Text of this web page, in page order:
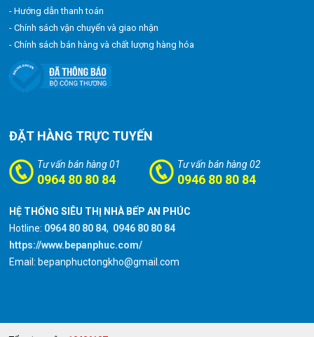
- Hướng dẫn thanh toán
- Chính sách vận chuyển và giao nhận
- Chính sách bán hàng và chất lượng hàng hóa
ĐẶT HÀNG TRỰC TUYẾN
Tư vấn bán hàng 01
0964 80 80 84
Tư vấn bán hàng 02
0946 80 80 84
HỆ THỐNG SIÊU THỊ NHÀ BẾP AN PHÚC
Hotline: 0964 80 80 84, 0946 80 80 84
https://www.bepanphuc.com/
Email: bepanphuctongkho@gmail.com